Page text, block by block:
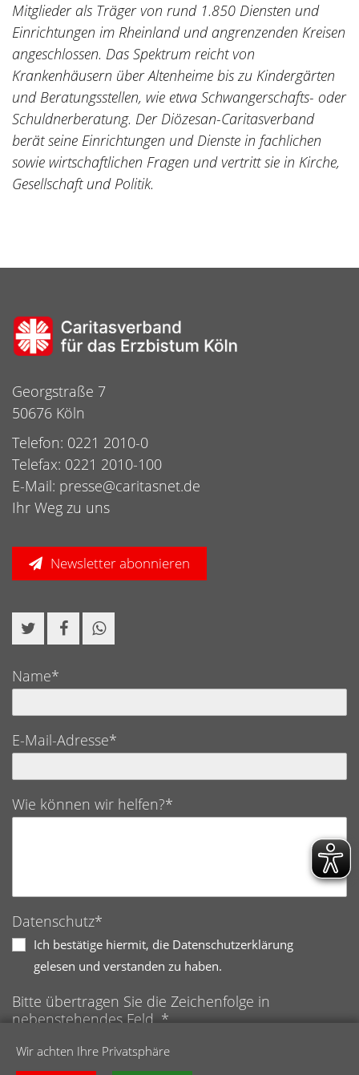
Wir achten Ihre Privatsphäre
Mitglieder als Träger von rund 1.850 Diensten und
Einrichtungen im Rheinland und angrenzenden Kreisen
angeschlossen. Das Spektrum reicht von
Krankenhäusern über Altenheime bis zu Kindergärten
und Beratungsstellen, wie etwa Schwangerschafts- oder
Schuldnerberatung. Der Diözesan-Caritasverband
berät seine Einrichtungen und Dienste in fachlichen
sowie wirtschaftlichen Fragen und vertritt sie in Kirche,
Gesellschaft und Politik.
Georgstraße 7
50676 Köln
Telefon: 0221 2010-0
Telefax: 0221 2010-100
E-Mail: presse@caritasnet.de
Ihr Weg zu uns
Newsletter abonnieren
Name*
E-Mail-Adresse*
Wie können wir helfen?*
Datenschutz*
Ich bestätige hiermit, die Datenschutzerklärung
gelesen und verstanden zu haben.
Bitte übertragen Sie die Zeichenfolge in
nebenstehendes Feld. *
Anti-Roboter-Verifizierung
Hier klicken